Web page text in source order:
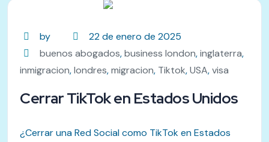
by
22 de enero de 2025
buenos abogados,business london,inglaterra,
inmigracion,londres,migracion, Tiktok,USA,visa
Cerrar TikTok en Estados Unidos
¿Cerrar una Red Social como TikTok en Estados